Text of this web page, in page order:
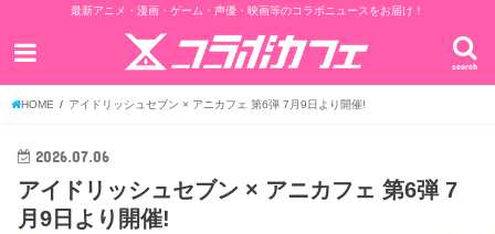
最新アニメ・漫画・ゲーム・声優・映画等のコラボニュースをお届け！
search
HOME アイドリッシュセブン × アニカフェ 第6弾 7月9日より開催!
2026.07.06
アイドリッシュセブン × アニカフェ 第6弾 7
月9日より開催!